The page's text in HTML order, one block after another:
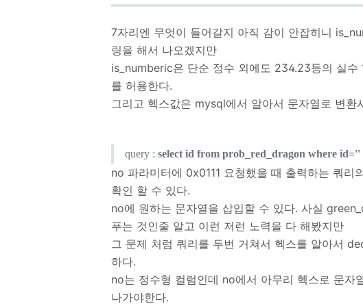
7자리엔 무엇이 들어갈지 아직 감이 안잡히니
링을 해서 나오겠지만
is_numberic은 단순 정수 외에도 234.23등의 실
를 허용한다.
그리고 헥스값은 mysql에서 알아서 문자열로 변환
query : select id from prob_red_dragon where id=''
no 파라미터에 0x0111 요청했을 때 출력하는 쿼리
확인 할 수 있다.
no에 원하는 문자열을 삽입할 수 있다. 사실
푸는 것인줄 알고 이런 저런 노력을 다 해봤지만
그 문제 처럼 쿼리를 두번 거쳐서 헥스를 알아서
하다.
no는 정수형 컬럼인데 no에서 아무리 헥스로 문자
나가야한다.